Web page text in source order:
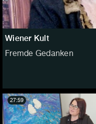
Wiener Kult
Fremde Gedanken
27:59